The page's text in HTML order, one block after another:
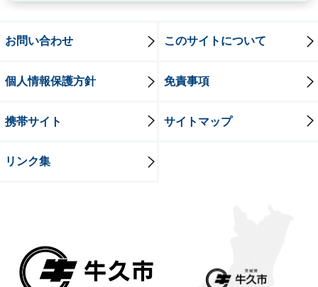
お問い合わせ このサイトについて
個人情報保護方針 免責事項
携帯サイト サイトマップ
リンク集